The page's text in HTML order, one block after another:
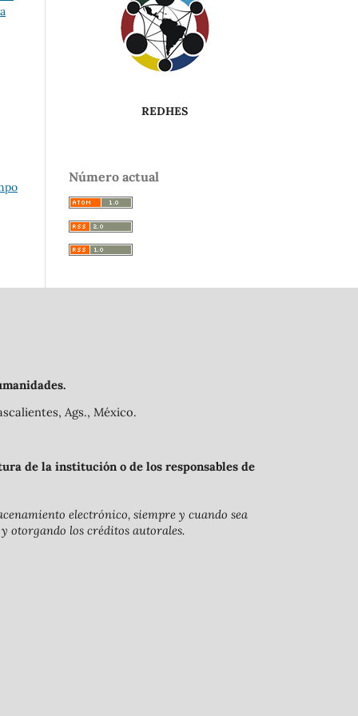
REDHES
Número actual
Ags., México.
de la institución o de los responsables de
electrónico, siempre y cuando sea
otorgando los créditos autorales.